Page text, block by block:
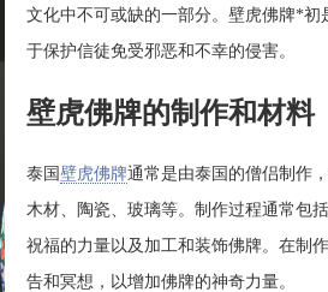
文化中不可或缺的一部分。壁虎佛牌*初
于保护信徒免受邪恶和不幸的侵害。
壁虎佛牌的制作和材料
泰国壁虎佛牌通常是由泰国的僧侣制作
木材、陶瓷、玻璃等。制作过程通常包
祝福的力量以及加工和装饰佛牌。在制
告和冥想，以增加佛牌的神奇力量。